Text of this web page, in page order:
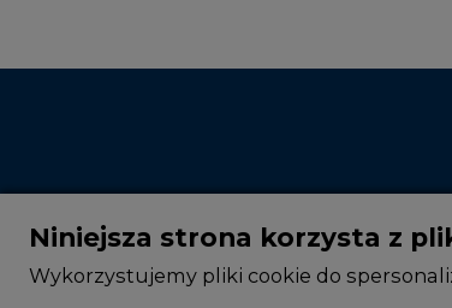
Niniejsza strona korzysta z
Wykorzystujemy pliki cookie do